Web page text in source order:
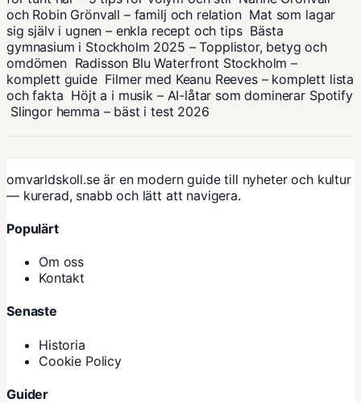
och Robin Grönvall – familj och relation Mat som lagar
sig själv i ugnen – enkla recept och tips Bästa
gymnasium i Stockholm 2025 – Topplistor, betyg och
omdömen Radisson Blu Waterfront Stockholm –
komplett guide Filmer med Keanu Reeves – komplett lista
och fakta Höjt a i musik – AI-låtar som dominerar Spotify
Slingor hemma – bäst i test 2026
omvarldskoll.se är en modern guide till nyheter och kultur
— kurerad, snabb och lätt att navigera.
Populärt
Om oss
Kontakt
Senaste
Historia
Cookie Policy
Guider